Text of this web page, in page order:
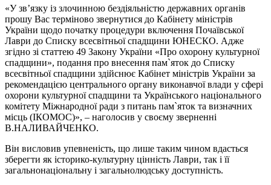
«У зв’язку із злочинною бездіяльністю державних органів
прошу Вас терміново звернутися до Кабінету міністрів
України щодо початку процедури включення Почаївської
Лаври до Списку всесвітньої спадщини ЮНЕСКО. Адже
згідно зі статтею 49 Закону України «Про охорону культурної
спадщини», подання про внесення пам`яток до Списку
всесвітньої спадщини здійснює Кабінет міністрів України за
рекомендацією центрального органу виконавчої влади у сфері
охорони культурної спадщини та Українського національного
комітету Міжнародної ради з питань пам`яток та визначних
місць (ІКОМОС)», – наголосив у своєму зверненні
В.НАЛИВАЙЧЕНКО.
Він висловив упевненість, що лише таким чином вдасться
зберегти як історико-культурну цінність Лаври, так і її
загальнонаціональну і загальнолюдську доступність.